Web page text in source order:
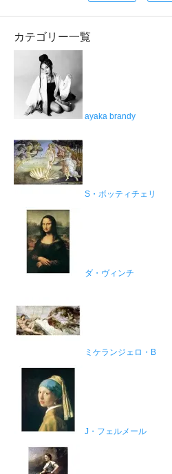
カテゴリー一覧
ayaka brandy
S・ボッティチェリ
ダ・ヴィンチ
ミケランジェロ・B
J・フェルメール